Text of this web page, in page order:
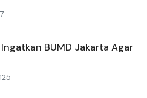
BUMD Jakarta Agar
125